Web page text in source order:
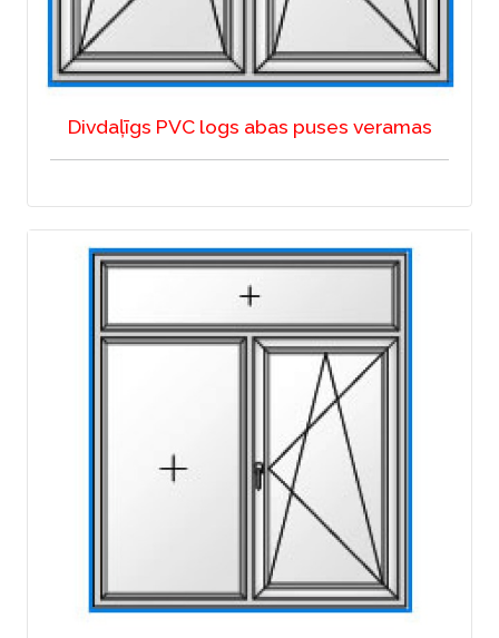
Divdaļīgs PVC logs abas puses veramas